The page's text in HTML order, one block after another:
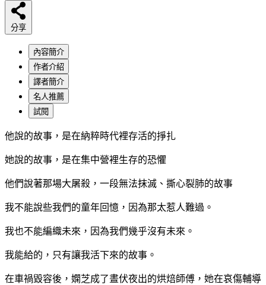
分享
內容簡介
作者介紹
譯者簡介
名人推薦
試閱
他說的故事，是在納粹時代裡存活的掙扎
她說的故事，是在集中營裡生存的恐懼
他們說著那場大屠殺，一段無法抹滅、撕心裂肺的故事
我不能說些我們的童年回憶，因為那太惹人難過。
我也不能編織未來，因為我們幾乎沒有未來。
我能給的，只有讓我活下來的故事。
在車禍毀容後，嫻芝成了晝伏夜出的烘焙師傅，她在哀傷輔導